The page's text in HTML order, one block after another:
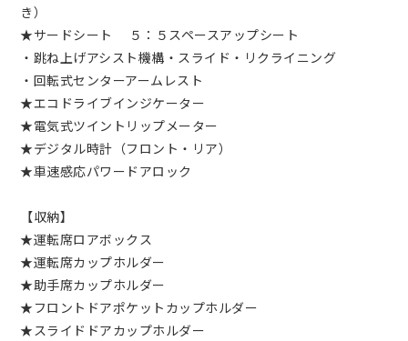
き）
★サードシート ５：５スペースアップシート
・跳ね上げアシスト機構・スライド・リクライニング
・回転式センターアームレスト
★エコドライブインジケーター
★電気式ツイントリップメーター
★デジタル時計（フロント・リア）
★車速感応パワードアロック
【収納】
★運転席ロアボックス
★運転席カップホルダー
★助手席カップホルダー
★フロントドアポケットカップホルダー
★スライドドアカップホルダー